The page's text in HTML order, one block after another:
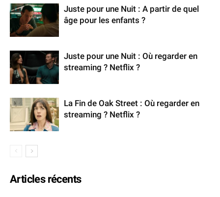
Juste pour une Nuit : A partir de quel
âge pour les enfants ?
Juste pour une Nuit : Où regarder en
streaming ? Netflix ?
La Fin de Oak Street : Où regarder en
streaming ? Netflix ?
Articles récents